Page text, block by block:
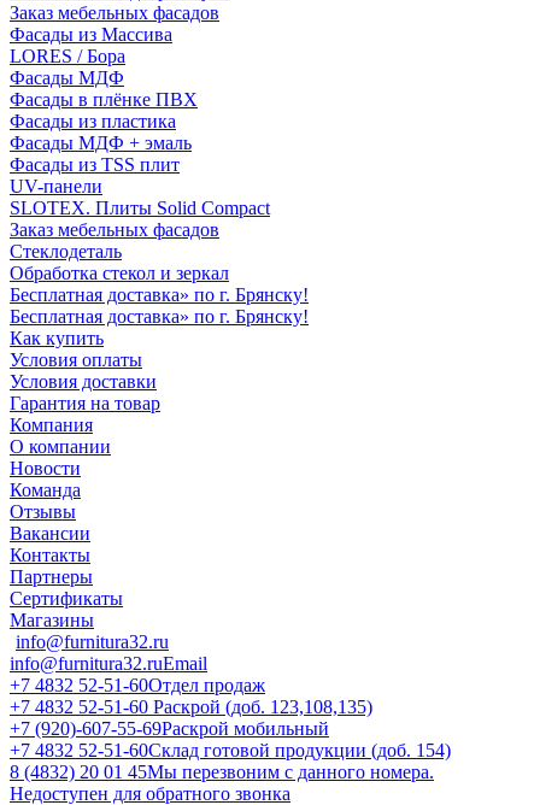
Заказ мебельных фасадов
Фасады из Массива
LORES / Бора
Фасады МДФ
Фасады в плёнке ПВХ
Фасады из пластика
Фасады МДФ + эмаль
Фасады из TSS плит
UV-панели
SLOTEX. Плиты Solid Compact
Заказ мебельных фасадов
Стеклодеталь
Обработка стекол и зеркал
Бесплатная доставка» по г. Брянску!
Бесплатная доставка» по г. Брянску!
Как купить
Условия оплаты
Условия доставки
Гарантия на товар
Компания
О компании
Новости
Команда
Отзывы
Вакансии
Контакты
Партнеры
Сертификаты
Магазины
info@furnitura32.ru
info@furnitura32.ruEmail
+7 4832 52-51-60Отдел продаж
+7 4832 52-51-60 Раскрой (доб. 123,108,135)
+7 (920)-607-55-69Раскрой мобильный
+7 4832 52-51-60Склад готовой продукции (доб. 154)
8 (4832) 20 01 45Мы перезвоним с данного номера.
Недоступен для обратного звонка